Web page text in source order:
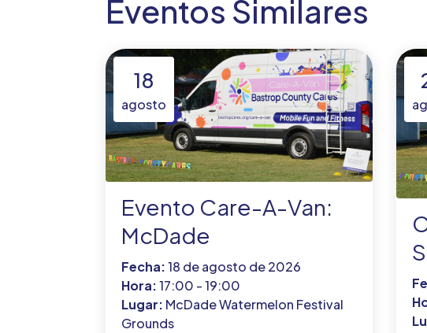
Eventos Similares
18
agosto
Evento Care-A-Van:
McDade
Fecha:18 de agosto de 2026
Hora:17:00 - 19:00
Lugar: McDade Watermelon Festival
Grounds